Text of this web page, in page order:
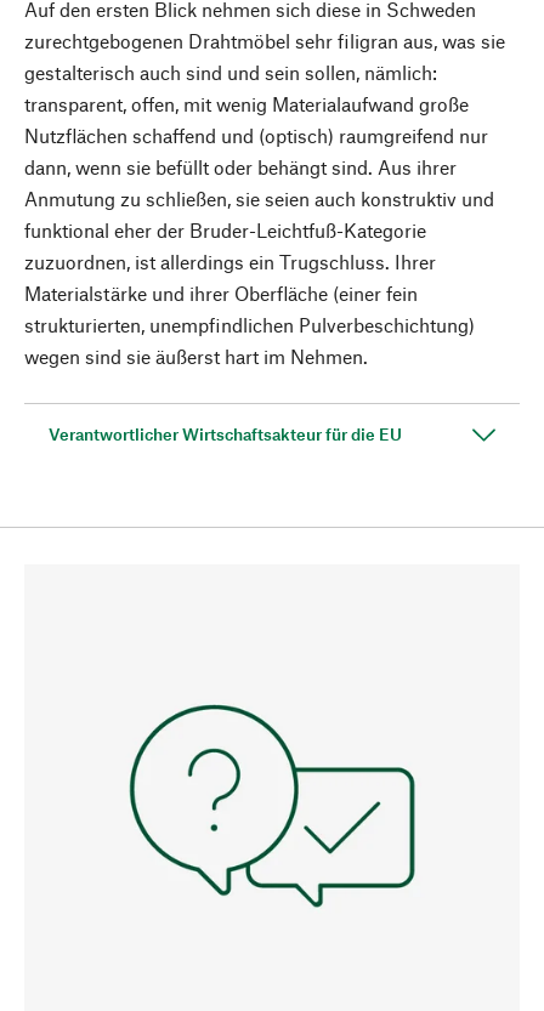
Auf den ersten Blick nehmen sich diese in Schweden
zurechtgebogenen Drahtmöbel sehr filigran aus, was sie
gestalterisch auch sind und sein sollen, nämlich:
transparent, offen, mit wenig Materialaufwand große
Nutzflächen schaffend und (optisch) raumgreifend nur
dann, wenn sie befüllt oder behängt sind. Aus ihrer
Anmutung zu schließen, sie seien auch konstruktiv und
funktional eher der Bruder-Leichtfuß-Kategorie
zuzuordnen, ist allerdings ein Trugschluss. Ihrer
Materialstärke und ihrer Oberfläche (einer fein
strukturierten, unempfindlichen Pulverbeschichtung)
wegen sind sie äußerst hart im Nehmen.
Verantwortlicher Wirtschaftsakteur für die EU